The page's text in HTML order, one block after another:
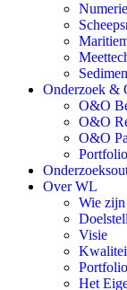
Onderzoek &
O&O
O&O
O&O
Portfolio
Over WL
Wie
Visie
Portfolio
Het